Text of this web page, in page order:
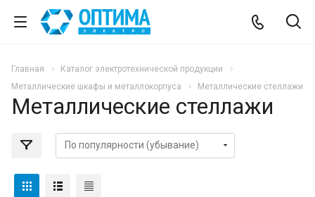
Главная
Каталог электротехнической продукции
Металлические шкафы и металлокорпуса
Металлические стеллажи
Металлические стеллажи